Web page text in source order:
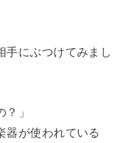
手にぶつけてみまし
」
器が使われている